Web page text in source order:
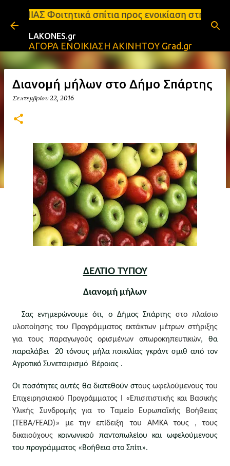
Μετάβαση στο κύριο περιεχόμενο
σπίτια προς ενοικίαση στη Σπάρτη
LAKONES.gr
ΑΓΟΡΑ ΕΝΟΙΚΙΑΣΗ ΑΚΙΝΗΤΟΥ Grad.gr
Διανομή μήλων στο Δήμο Σπάρτης
Σεπτεμβρίου 22, 2016
ΔΕΛΤΙΟ ΤΥΠΟΥ
Διανομή μήλων
Σας ενημερώνουμε ότι, ο Δήμος Σπάρτης στο πλαίσιο
υλοποίησης του Προγράμματος εκτάκτων μέτρων στήριξης
για τους παραγωγούς ορισμένων οπωροκηπευτικών, θα
παραλάβει  20 τόνους μήλα ποικιλίας γκράντ σμιθ από τον
Αγροτικό Συνεταιρισμό  Βέροιας .
Οι ποσότητες αυτές θα διατεθούν στους ωφελούμενους του
Επιχειρησιακού Προγράμματος Ι «Επισιτιστικής και Βασικής
Υλικής Συνδρομής για το Ταμείο Ευρωπαϊκής Βοήθειας
(ΤΕΒΑ/FEAD)» με την επίδειξη του ΑΜΚΑ τους , τους
δικαιούχους κοινωνικού παντοπωλείου και ωφελούμενους
του προγράμματος «Βοήθεια στο Σπίτι».